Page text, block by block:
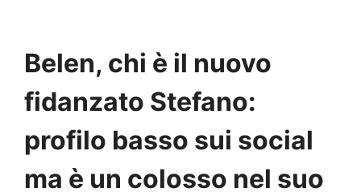
Belen, chi è il nuovo
fidanzato Stefano:
profilo basso sui social
ma è un colosso nel suo